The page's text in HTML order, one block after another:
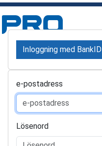
Inloggning med BankID
e-postadress
Lösenord